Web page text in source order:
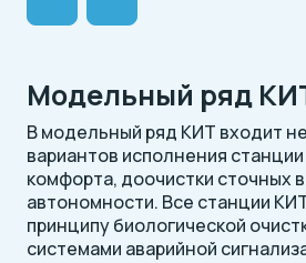
Модельный ряд
В модельный ряд КИТ входит
вариантов исполнения
комфорта, доочистки сточных
автономности. Все станции
принципу биологической
системами аварийной